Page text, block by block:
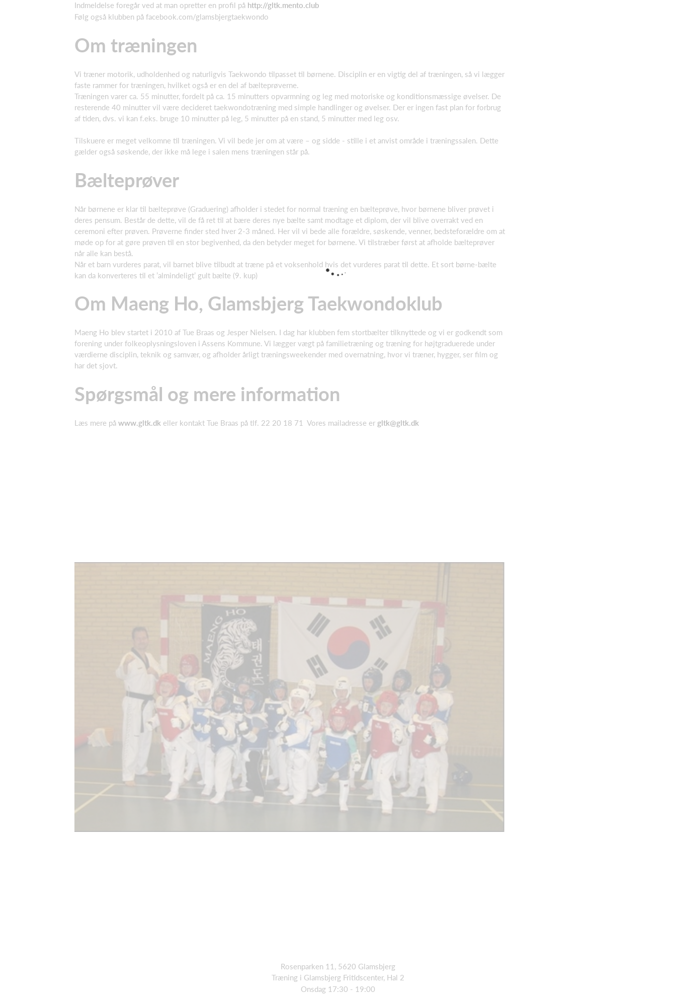
Indmeldelse foregår ved at man opretter en profil på http://gltk.mento.club
Følg også klubben på facebook.com/glamsbjergtaekwondo
Om træningen
Vi træner motorik, udholdenhed og naturligvis Taekwondo tilpasset til børnene. Disciplin er en vigtig del af træningen, så vi lægger
faste rammer for træningen, hvilket også er en del af bælteprøverne.
Træningen varer ca. 55 minutter, fordelt på ca. 15 minutters opvarmning og leg med motoriske og konditionsmæssige øvelser. De
resterende 40 minutter vil være decideret taekwondotræning med simple handlinger og øvelser. Der er ingen fast plan for forbrug
af tiden, dvs. vi kan f.eks. bruge 10 minutter på leg, 5 minutter på en stand, 5 minutter med leg osv.
Tilskuere er meget velkomne til træningen. Vi vil bede jer om at være – og sidde - stille i et anvist område i træningssalen. Dette
gælder også søskende, der ikke må lege i salen mens træningen står på.
Bælteprøver
Når børnene er klar til bælteprøve (Graduering) afholder i stedet for normal træning en bælteprøve, hvor børnene bliver prøvet i
deres pensum. Består de dette, vil de få ret til at bære deres nye bælte samt modtage et diplom, der vil blive overrakt ved en
ceremoni efter prøven. Prøverne finder sted hver 2-3 måned. Her vil vi bede alle forældre, søskende, venner, bedsteforældre om at
møde op for at gøre prøven til en stor begivenhed, da den betyder meget for børnene. Vi tilstræber først at afholde bælteprøver
når alle kan bestå.
Når et barn vurderes parat, vil barnet blive tilbudt at træne på et voksenhold hvis det vurderes parat til dette. Et sort børne-bælte
kan da konverteres til et ’almindeligt’ gult bælte (9. kup)
Om Maeng Ho, Glamsbjerg Taekwondoklub
Maeng Ho blev startet i 2010 af Tue Braas og Jesper Nielsen. I dag har klubben fem stortbælter tilknyttede og vi er godkendt som
forening under folkeoplysningsloven i Assens Kommune. Vi lægger vægt på familietræning og træning for højtgraduerede under
værdierne disciplin, teknik og samvær, og afholder årligt træningsweekender med overnatning, hvor vi træner, hygger, ser film og
har det sjovt.
Spørgsmål og mere information
Læs mere på www.gltk.dk eller kontakt Tue Braas på tlf. 22 20 18 71 Vores mailadresse er gltk@gltk.dk
Rosenparken 11, 5620 Glamsbjerg
Træning i Glamsbjerg Fritidscenter, Hal 2
Onsdag 17:30 - 19:00